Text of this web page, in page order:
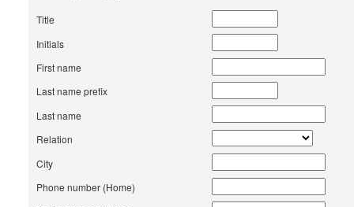
Title
Initials
First name
Last name prefix
Last name
Relation
City
Phone number (Home)